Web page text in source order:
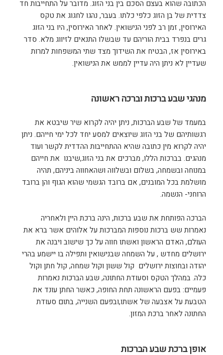
הכתובה שהוא בעצם הסכם בין בני הזוג. מדובר על התחייבות חד
צדדית של בן הזוג כלפי כלתו. בעבר, נהגו לחגוג את טקס
האירוסין, זמן רב לפני הנישואין. לאחר האירוסין, היו בני הזוג
גרים בנפרד בבית הוריהם עד שבשלו התנאים לזיווג מלא. סדר
באירוסין אז, הבטיח את השידוך מצד שתי המשפחות למרות
שעדיין לא ניתן היה עדיין לממש את הנישואין.
מנהגי שבע ברכות וברכה ראשונה
במעמד של שבע הברכות, ניתן יהיה לקרוא שיר שיבטא את
רגשותיהם של בני הזוג שיוצאים למסע יחד לכל ימי חייהם. ניתן
יהיה לקרוא מין כתובה שהיא ההתחייבות ההדדית לקשר ועוד
מנהגים. בברכות הללו, מברכים את בני הזוג,שיבנו את חייהם
במנוחה ובשמחה, בשלום ובשלווה ושהאחווה ביניהם, תהיה
מושלמת בכל המובנים, אם ברובד הגשמי שהוא הגוף והן ברובד
הרוחני- הנשמה.
הברכה הפותחת את שבע ברכות, הינה ברכת היין ולאחריה
נאמרות שש ברכות נוספות המברכות על אלוהים אשר ברא את
העולם, האדם הראשון ואשתו חווה על כך שישוב ויבנה את
ירושלים מחדש , על השמחה שבנישואין ותפילה בו יישמע בהרי
יהודה ובחוצות ירושלים קול ששון וקול שמחה, קול חתן וקול
כלה. במהלך הטקס וסעודת החתונה, שבע הברכות נאמרות
פעמיים: בפעם הראשונה תחת החופה, כאשר החתן עונד את
הטבעת על אצבעה של אשתו,ובפעם השנייה, בתום סעודת
החתונה לאחר ברכת המזון.
אופן ברכת שבע הברכות